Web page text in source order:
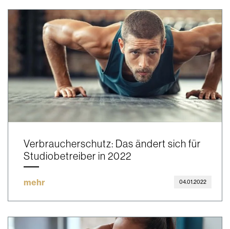
Verbraucherschutz: Das ändert sich für
Studiobetreiber in 2022
mehr 04.01.2022